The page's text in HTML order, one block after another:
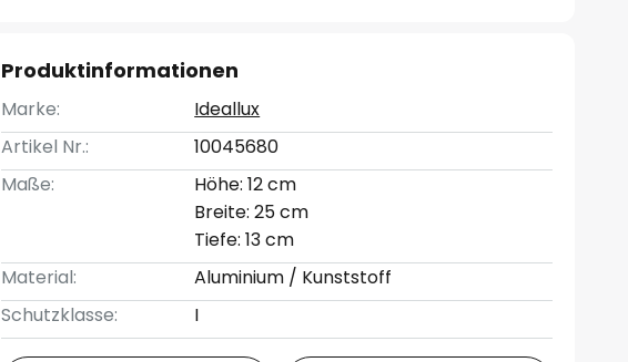
Produktinformationen
Marke:
Ideallux
Artikel Nr.:
10045680
Maße:
Höhe: 12 cm
Breite: 25 cm
Tiefe: 13 cm
Material:
Aluminium / Kunststoff
Schutzklasse:
I